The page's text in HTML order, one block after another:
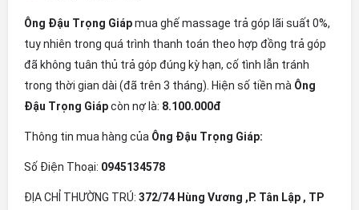
Ông Đậu Trọng Giápmua ghế massage trả góp lãi suất 0%,
tuy nhiên trong quá trình thanh toán theo hợp đồng trả góp
đã không tuân thủ trả góp đúng kỳ hạn, cố tình lẫn tránh
trong thời gian dài (đã trên 3 tháng). Hiện số tiền mà Ông
Đậu Trọng Giápcòn nợ là: 8.100.000đ
Thông tin mua hàng của Ông Đậu Trọng Giáp:
Số Điện Thoại: 0945134578
ĐỊA CHỈ THƯỜNG TRÚ: 372/74 Hùng Vương ,P. Tân Lập , TP